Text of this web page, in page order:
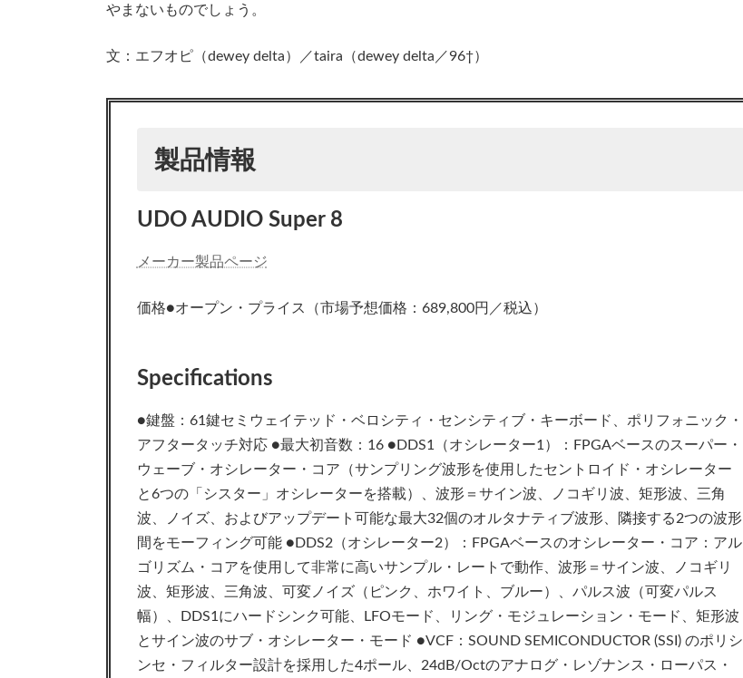
やまないものでしょう。
文：エフオピ（dewey delta）／taira（dewey delta／96†）
製品情報
UDO AUDIO Super 8
メーカー製品ページ
価格●オープン・プライス（市場予想価格：689,800円／税込）
Specifications
●鍵盤：61鍵セミウェイテッド・ベロシティ・センシティブ・キーボード、ポリフォニック・
アフタータッチ対応 ●最大初音数：16 ●DDS1（オシレーター1）：FPGAベースのスーパー・
ウェーブ・オシレーター・コア（サンプリング波形を使用したセントロイド・オシレーター
と6つの「シスター」オシレーターを搭載）、波形＝サイン波、ノコギリ波、矩形波、三角
波、ノイズ、およびアップデート可能な最大32個のオルタナティブ波形、隣接する2つの波形
間をモーフィング可能 ●DDS2（オシレーター2）：FPGAベースのオシレーター・コア：アル
ゴリズム・コアを使用して非常に高いサンプル・レートで動作、波形＝サイン波、ノコギリ
波、矩形波、三角波、可変ノイズ（ピンク、ホワイト、ブルー）、パルス波（可変パルス
幅）、DDS1にハードシンク可能、LFOモード、リング・モジュレーション・モード、矩形波
とサイン波のサブ・オシレーター・モード ●VCF：SOUND SEMICONDUCTOR (SSI) のポリシ
ンセ・フィルター設計を採用した4ポール、24dB/Octのアナログ・レゾナンス・ローパス・